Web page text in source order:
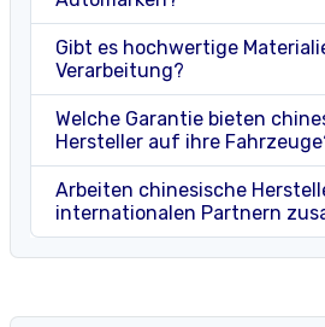
Gibt es hochwertige
Verarbeitung?
Welche Garantie bieten
Hersteller auf ihre
Arbeiten chinesische
internationalen Partnern